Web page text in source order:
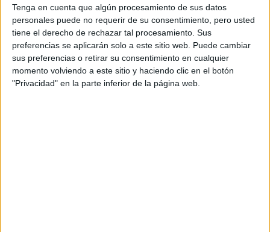
Tenga en cuenta que algún procesamiento de sus datos
personales puede no requerir de su consentimiento, pero usted
tiene el derecho de rechazar tal procesamiento. Sus
preferencias se aplicarán solo a este sitio web. Puede cambiar
sus preferencias o retirar su consentimiento en cualquier
momento volviendo a este sitio y haciendo clic en el botón
"Privacidad" en la parte inferior de la página web.
Más información:
Sobre este concurso enwww.tuyelguru.es
Toda la información sobre el Grado de Publicidad y Relaciones
Públicas y las universidades que lo imparten
Artículos recomendados